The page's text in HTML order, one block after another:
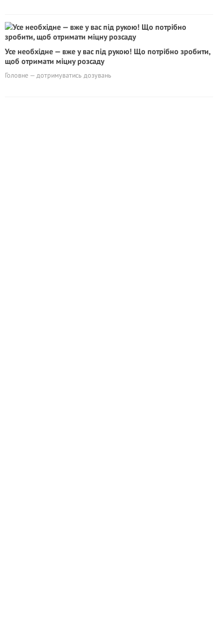
Усе необхідне — вже у вас під рукою! Що потрібно зробити,
щоб отримати міцну розсаду
Головне — дотримуватись дозувань